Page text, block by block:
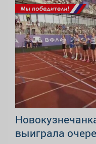
выиграла